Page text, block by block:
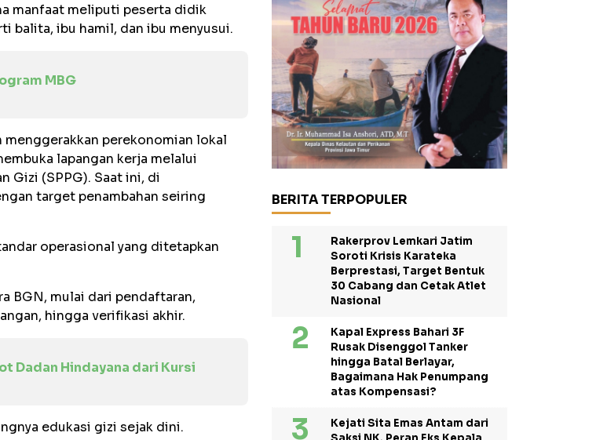
manfaat meliputi peserta didik
balita, ibu hamil, dan ibu menyusui.
MBG
perekonomian lokal
lapangan kerja melalui
Gizi (SPPG). Saat ini, di
target penambahan seiring
operasional yang ditetapkan
BGN, mulai dari pendaftaran,
hingga verifikasi akhir.
Dadan Hindayana dari Kursi
edukasi gizi sejak dini.
BERITA TERPOPULER
Rakerprov Lemkari Jatim
Soroti Krisis Karateka
Berprestasi, Target Bentuk
30 Cabang dan Cetak Atlet
Nasional
Kapal Express Bahari 3F
Rusak Disenggol Tanker
hingga Batal Berlayar,
Bagaimana Hak Penumpang
atas Kompensasi?
Kejati Sita Emas Antam dari